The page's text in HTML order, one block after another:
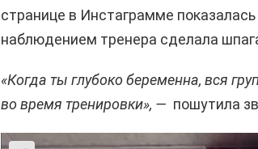
странице в Инстаграмме
наблюдением тренера сделала
«Когда ты глубоко беременна, вся
во время тренировки», — пошутила